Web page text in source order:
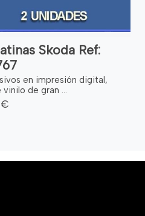
Skoda Ref:
en impresión digital,
de gran ...
€